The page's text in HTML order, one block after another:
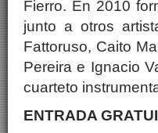
Fierro. En 2010
junto a otros
Fattoruso, Caito
Pereira e Ignacio
cuarteto
ENTRADA